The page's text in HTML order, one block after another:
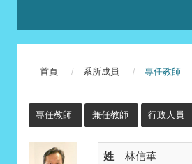
首頁 系所成員 專任教師
專任教師 兼任教師 行政人員
姓
林信華